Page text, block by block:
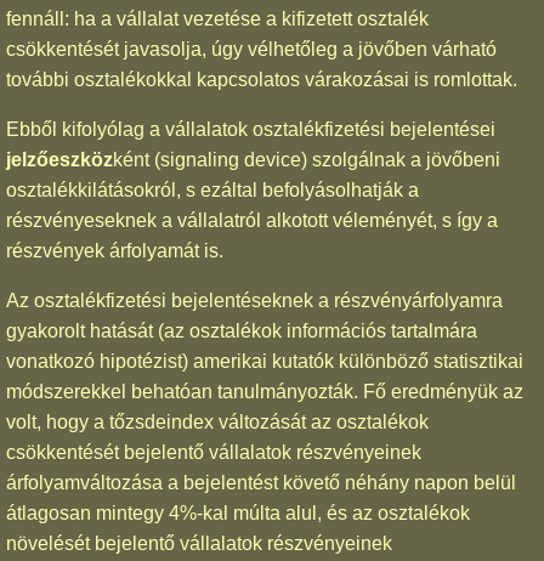
fennáll: ha a vállalat vezetése a kifizetett osztalék
csökkentését javasolja, úgy vélhetőleg a jövőben várható
további osztalékokkal kapcsolatos várakozásai is romlottak.
Ebből kifolyólag a vállalatok osztalékfizetési bejelentései
jelzőeszközként (signaling device) szolgálnak a jövőbeni
osztalékkilátásokról, s ezáltal befolyásolhatják a
részvényeseknek a vállalatról alkotott véleményét, s így a
részvények árfolyamát is.
Az osztalékfizetési bejelentéseknek a részvényárfolyamra
gyakorolt hatását (az osztalékok információs tartalmára
vonatkozó hipotézist) amerikai kutatók különböző statisztikai
módszerekkel behatóan tanulmányozták. Fő eredményük az
volt, hogy a tőzsdeindex változását az osztalékok
csökkentését bejelentő vállalatok részvényeinek
árfolyamváltozása a bejelentést követő néhány napon belül
átlagosan mintegy 4%-kal múlta alul, és az osztalékok
növelését bejelentő vállalatok részvényeinek